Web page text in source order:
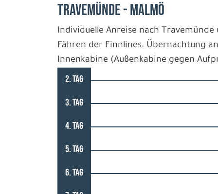
TRAVEMÜNDE - MALMÖ
Individuelle Anreise nach
Fähren der Finnlines. Übernachtung
Innenkabine (Außenkabine gegen
2. TAG
3. TAG
4. TAG
5. TAG
6. TAG